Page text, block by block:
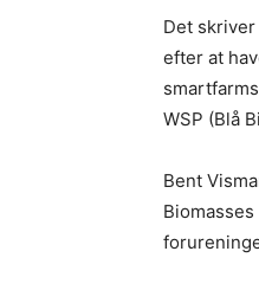
Det
efter at
WSP (Blå
Bent